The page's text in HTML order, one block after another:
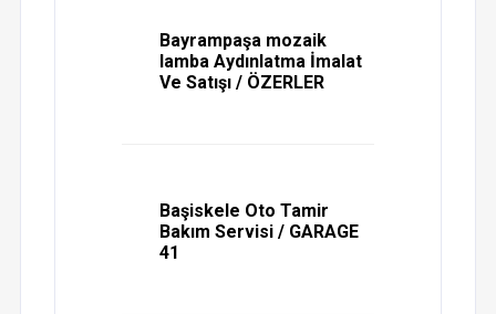
Bayrampaşa mozaik
lamba Aydınlatma İmalat
Ve Satışı / ÖZERLER
Başiskele Oto Tamir
Bakım Servisi / GARAGE
41